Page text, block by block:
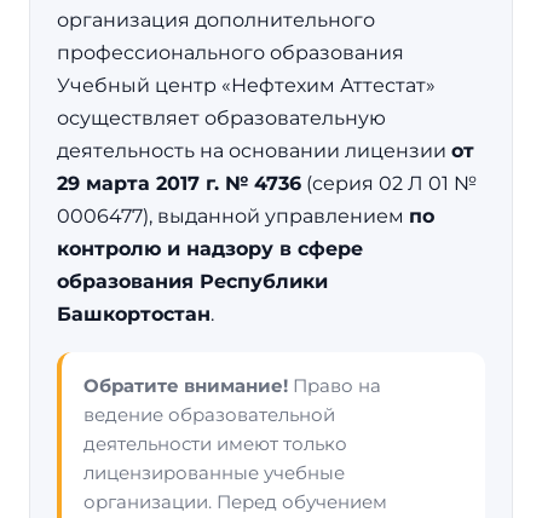
организация дополнительного
профессионального образования
Учебный центр «Нефтехим Аттестат»
осуществляет образовательную
деятельность на основании лицензии от
29 марта 2017 г. № 4736 (серия 02 Л 01 №
0006477), выданной управлением по
контролю и надзору в сфере
образования Республики
Башкортостан.
Обратите внимание! Право на
ведение образовательной
деятельности имеют только
лицензированные учебные
организации. Перед обучением